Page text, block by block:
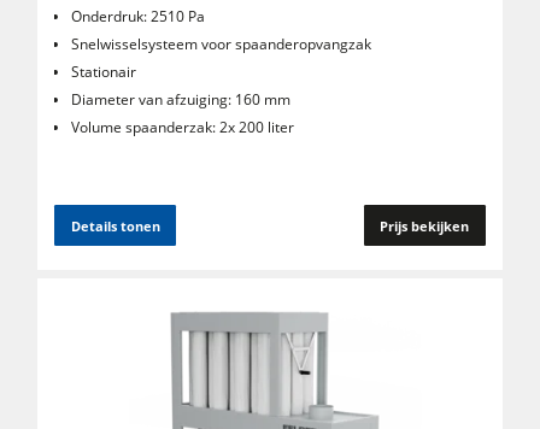
Onderdruk: 2510 Pa
Snelwisselsysteem voor spaanderopvangzak
Stationair
Diameter van afzuiging: 160 mm
Volume spaanderzak: 2x 200 liter
Details tonen Prijs bekijken